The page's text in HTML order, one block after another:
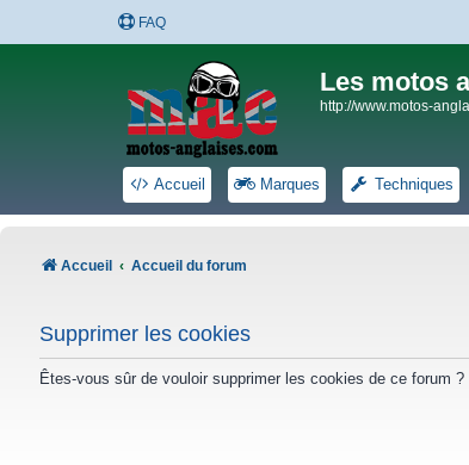
FAQ
Les motos
http://www.motos-
Accueil Marques Techniques
Accueil Accueil du forum
Supprimer les cookies
Êtes-vous sûr de vouloir supprimer les cookies de ce forum ?